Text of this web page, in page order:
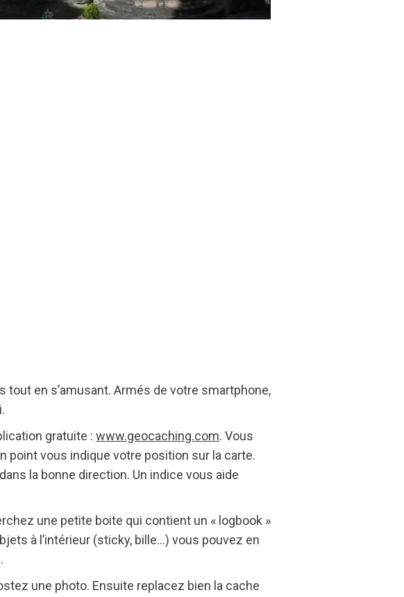
tout en s’amusant. Armés de votre smartphone,
gratuite : www.geocaching.com. Vous
point vous indique votre position sur la carte.
la bonne direction. Un indice vous aide
une petite boite qui contient un « logbook »
à l’intérieur (sticky, bille…) vous pouvez en
une photo. Ensuite replacez bien la cache